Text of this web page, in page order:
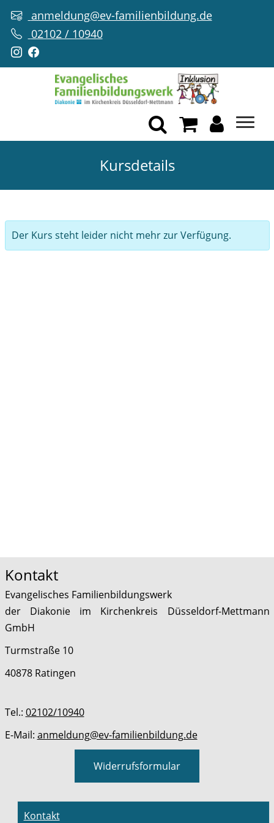
anmeldung@ev-familienbildung.de
02102 / 10940
Kursdetails
Der Kurs steht leider nicht mehr zur Verfügung.
Kontakt
Evangelisches Familienbildungswerk
der Diakonie im Kirchenkreis Düsseldorf-Mettmann
GmbH
Turmstraße 10
40878 Ratingen
Tel.: 02102/10940
E-Mail: anmeldung@ev-familienbildung.de
Widerrufsformular
Kontakt